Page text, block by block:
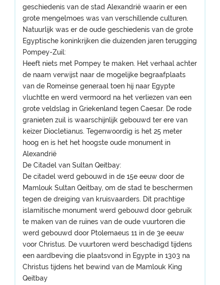
geschiedenis van de stad Alexandrië waarin er een
grote mengelmoes was van verschillende culturen.
Natuurlijk was er de oude geschiedenis van de grote
Egyptische koninkrijken die duizenden jaren terugging
Pompey-Zuil:
Heeft niets met Pompey te maken. Het verhaal achter
de naam verwijst naar de mogelijke begraafplaats
van de Romeinse generaal toen hij naar Egypte
vluchtte en werd vermoord na het verliezen van een
grote veldslag in Griekenland tegen Caesar. De rode
granieten zuil is waarschijnlijk gebouwd ter ere van
keizer Diocletianus. Tegenwoordig is het 25 meter
hoog en is het het hoogste oude monument in
Alexandrië
De Citadel van Sultan Qeitbay:
De citadel werd gebouwd in de 15e eeuw door de
Mamlouk Sultan Qeitbay, om de stad te beschermen
tegen de dreiging van kruisvaarders. Dit prachtige
islamitische monument werd gebouwd door gebruik
te maken van de ruïnes van de oude vuurtoren die
werd gebouwd door Ptolemaeus 11 in de 3e eeuw
voor Christus. De vuurtoren werd beschadigd tijdens
een aardbeving die plaatsvond in Egypte in 1303 na
Christus tijdens het bewind van de Mamlouk King
Qeitbay